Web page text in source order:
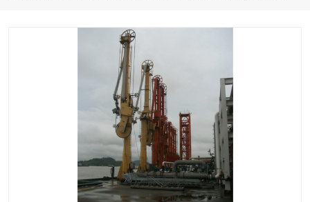
卸车鹤管
输油臂
紧急脱离干式接头 火车鹤管